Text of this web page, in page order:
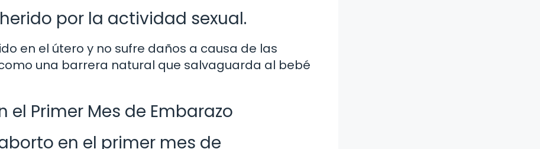
por la actividad sexual.
en el útero y no sufre daños a causa de las
una barrera natural que salvaguarda al bebé
el Primer Mes de Embarazo
en el primer mes de